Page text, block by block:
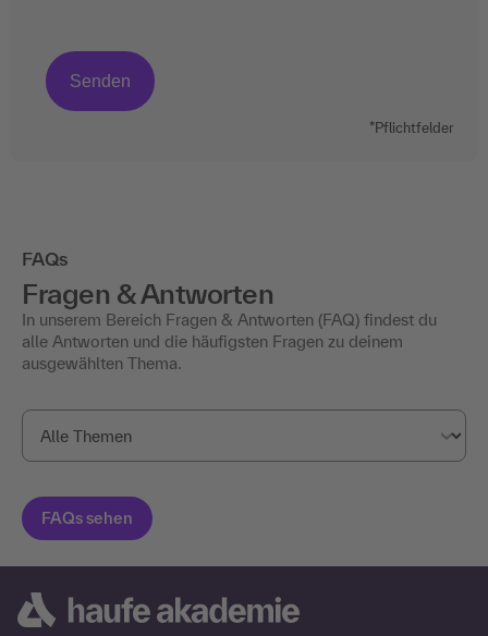
*Pflichtfelder
FAQs
Fragen & Antworten
In unserem Bereich Fragen & Antworten (FAQ) findest du
alle Antworten und die häufigsten Fragen zu deinem
ausgewählten Thema.